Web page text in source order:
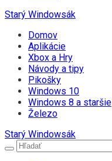
Starý Windowsák
Domov
Aplikácie
Xbox a Hry
Návody a tipy
Pikošky
Windows 10
Windows 8 a staršie
Železo
Starý Windowsák